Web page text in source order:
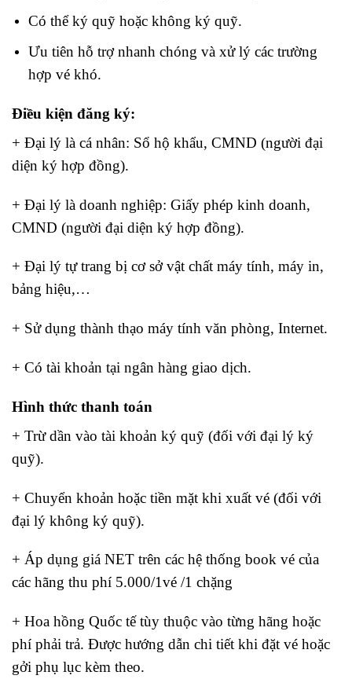
Có thể ký quỹ hoặc không ký quỹ.
Ưu tiên hỗ trợ nhanh chóng và xử lý các trường
hợp vé khó.
Điều kiện đăng ký:
+ Đại lý là cá nhân: Sổ hộ khẩu, CMND (người đại
diện ký hợp đồng).
+ Đại lý là doanh nghiệp: Giấy phép kinh doanh,
CMND (người đại diện ký hợp đồng).
+ Đại lý tự trang bị cơ sở vật chất máy tính, máy in,
bảng hiệu,…
+ Sử dụng thành thạo máy tính văn phòng, Internet.
+ Có tài khoản tại ngân hàng giao dịch.
Hình thức thanh toán
+ Trừ dần vào tài khoản ký quỹ (đối với đại lý ký
quỹ).
+ Chuyển khoản hoặc tiền mặt khi xuất vé (đối với
đại lý không ký quỹ).
+ Áp dụng giá NET trên các hệ thống book vé của
các hãng thu phí 5.000/1vé /1 chặng
+ Hoa hồng Quốc tế tùy thuộc vào từng hãng hoặc
phí phải trả. Được hướng dẫn chi tiết khi đặt vé hoặc
gởi phụ lục kèm theo.